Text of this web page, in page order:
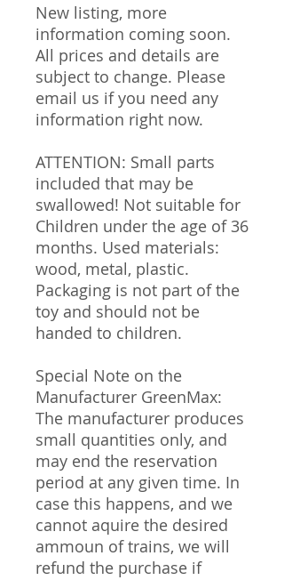
New listing, more
information coming soon.
All prices and details are
subject to change. Please
email us if you need any
information right now.
ATTENTION: Small parts
included that may be
swallowed! Not suitable for
Children under the age of 36
months. Used materials:
wood, metal, plastic.
Packaging is not part of the
toy and should not be
handed to children.
Special Note on the
Manufacturer GreenMax:
The manufacturer produces
small quantities only, and
may end the reservation
period at any given time. In
case this happens, and we
cannot aquire the desired
ammoun of trains, we will
refund the purchase if